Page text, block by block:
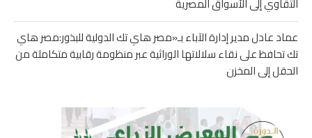
عماد عادل مدير إدارة الآباء بـ«مصر هاي تك الدولية للبذور:مصر هاي
تك تحافظ على نقاء سلالاتها الوراثية عبر منظومة رقابية متكاملة من
الحقل إلى المخزن